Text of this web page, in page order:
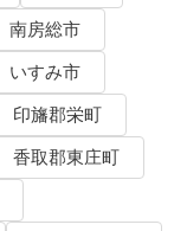
南房総市
いすみ市
印旛郡栄町
香取郡東庄町